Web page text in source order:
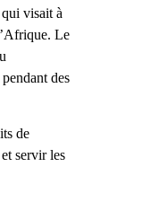
visait à
Le
des
de
servir les